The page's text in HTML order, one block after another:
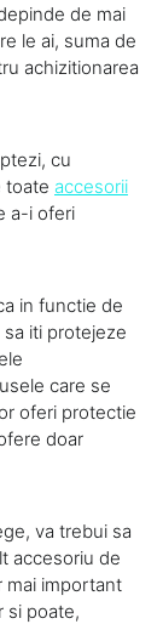
de mai
le ai, suma de
achizitionarea
cu
toate accesorii
a-i oferi
in functie de
iti protejeze
care se
oferi protectie
doar
va trebui sa
accesoriu de
mai important
si poate,